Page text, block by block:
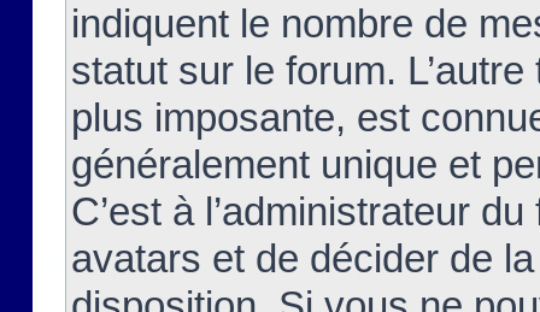
indiquent le nombre de
statut sur le forum.
plus imposante, est
généralement unique et
C’est à l’administrateur
avatars et de décider de